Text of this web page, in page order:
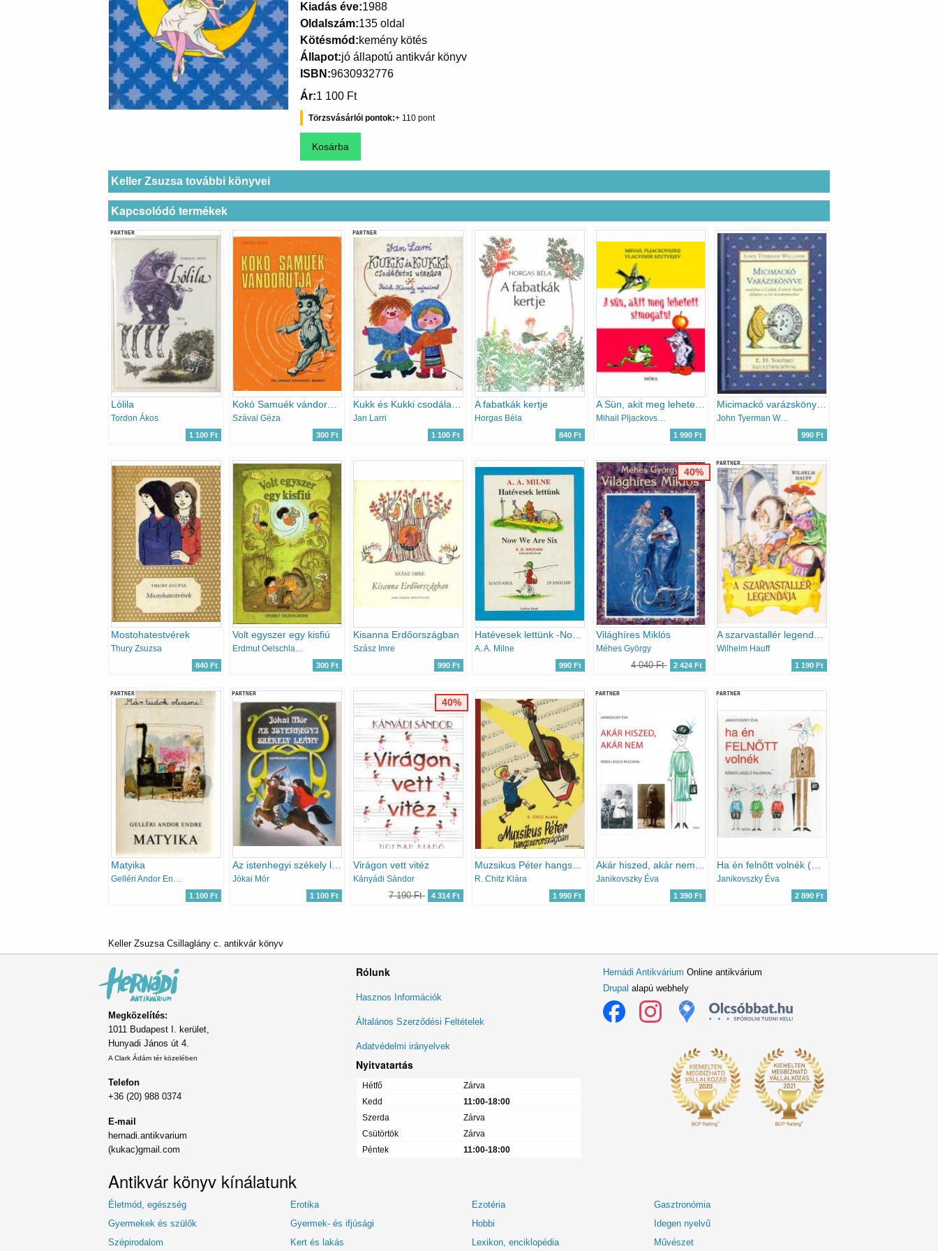
Kiadás éve 1988
Oldalszám 135 oldal
Kötésmód kemény kötés
Állapot jó állapotú antikvár könyv
ISBN 9630932776
Ár 1 100 Ft
Törzsvásárlói pontok 110
Keller Zsuzsa további könyvei
Kapcsolódó termékek
PARTNER
Lólila
Tordon Ákos
1 100 Ft
Kokó Samuék vándorútja
Szávai Géza
300 Ft
PARTNER
Kukk és Kukki csodálatos utazása
Jan Larri
1 100 Ft
A fabatkák kertje
Horgas Béla
840 Ft
A Sün, akit meg lehetett simogatni
Mihail Pljackovszkij
1 990 Ft
Micimackó varázskönyve
John Tyerman Williams
990 Ft
Mostohatestvérek
Thury Zsuzsa
840 Ft
Volt egyszer egy kisfiú
Erdmut Oelschlaeger
300 Ft
Kisanna Erdőországban
Szász Imre
990 Ft
Hatévesek lettünk -Now We Are Six
A. A. Milne
990 Ft
Világhíres Miklós
Méhes György
4 040 Ft 2 424 Ft
40%
PARTNER
Wilhelm Hauff
1 190 Ft
PARTNER
Matyika
1 100 Ft
PARTNER
Az istenhegyi székely leány
Jókai Mór
1 100 Ft
Virágon vett vitéz
Kányádi Sándor
7 190 Ft 4 314 Ft
40%
Muzsikus Péter hangszerországban
R. Chitz Klára
1 990 Ft
PARTNER
Janikovszky Éva
1 390 Ft
PARTNER
Janikovszky Éva
2 890 Ft
Keller Zsuzsa Csillaglány c. antikvár könyv
Megközelítés:
1011 Budapest I. kerület,
Hunyadi János út 4.
A Clark Ádám tér közelében
Telefon
+36 (20) 988 0374
E-mail
hernadi.antikvarium
(kukac)gmail.com
Rólunk
Lábléc
menü
Hasznos Információk
Általános Szerződési Feltételek
Adatvédelmi irányelvek
Nyitvatartás
Hétfő
Zárva
Kedd
11:00-18:00
Szerda
Zárva
Csütörtök
Zárva
Péntek
11:00-18:00
Hernádi Antikvárium Online antikvárium
Drupal alapú webhely
Antikvár könyv kínálatunk
Életmód, egészség Erotika Ezotéria
Gasztronómia
Gyermekek és szülők
Gyermek- és ifjúsági Hobbi
Idegen nyelvű
Szépirodalom
Kert és lakás Lexikon, enciklopédia Művészet